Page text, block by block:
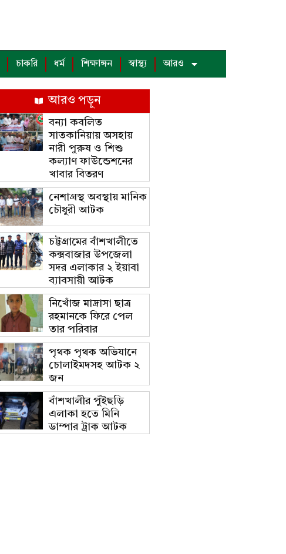
চাকরি ধর্ম শিক্ষাঙ্গন স্বাস্থ্য আরও
আরও পড়ুন
বন্যা কবলিত
সাতকানিয়ায় অসহায়
নারী পুরুষ ও শিশু
কল্যাণ ফাউন্ডেশনের
খাবার বিতরণ
নেশাগ্রস্থ অবস্থায় মানিক
চৌধুরী আটক
চট্টগ্রামের বাঁশখালীতে
কক্সবাজার উপজেলা
সদর এলাকার ২ ইয়াবা
ব্যাবসায়ী আটক
নিখোঁজ মাদ্রাসা ছাত্র
রহমানকে ফিরে পেল
তার পরিবার
পৃথক পৃথক অভিযানে
চোলাইমদসহ আটক ২
জন
বাঁশখালীর পুঁইছড়ি
এলাকা হতে মিনি
ডাম্পার ট্রাক আটক